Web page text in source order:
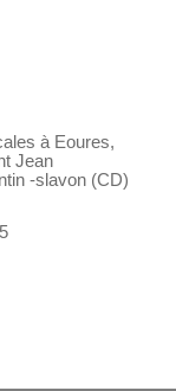
à Eoures,
Jean
-slavon (CD)